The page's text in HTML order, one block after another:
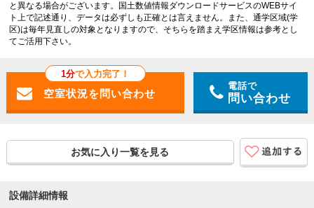
と異なる場合がございます。国土数値情報ダウンロードサービスのWEBサイ
ト上で記述通り、データは必ずしも正確とは言えません。また、通学区域(学
区)は毎年見直しの対象となりますので、そちらを踏まえ学区情報は参考とし
てご活用下さい。
1分で入力完了！
電話で
問い合わせ
お気に入り一覧を見る
設備詳細情報